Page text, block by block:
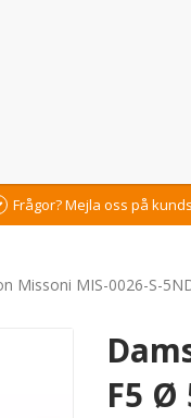
Frågor? Mejla oss på
Missoni MIS-0026-S-
F5 Ø